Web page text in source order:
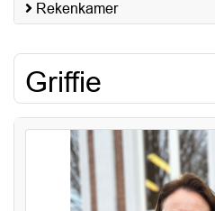
Rekenkamer
Griffie